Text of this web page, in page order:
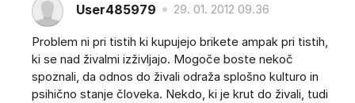
User485979 29. 01. 2012 09.36
Problem ni pri tistih ki kupujejo brikete ampak pri tistih,
ki se nad živalmi izživljajo. Mogoče boste nekoč
spoznali, da odnos do živali odraža splošno kulturo in
psihično stanje človeka. Nekdo, ki je krut do živali, tudi